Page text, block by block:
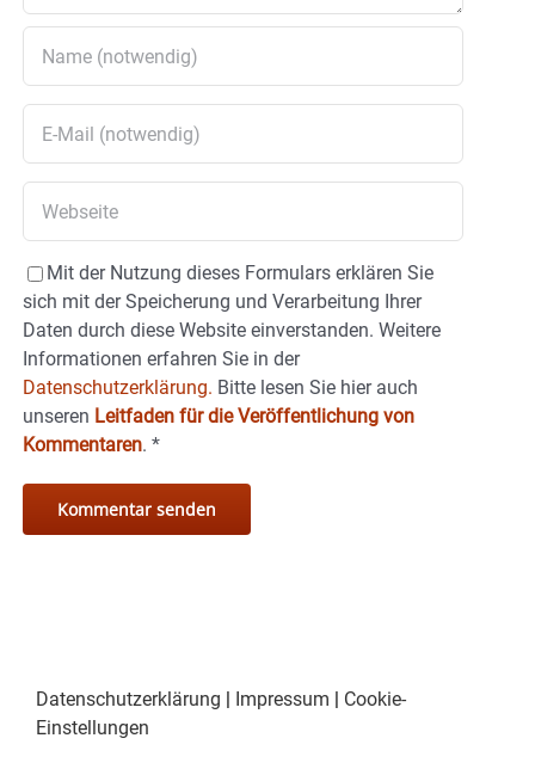
Mit der Nutzung dieses Formulars erklären Sie
sich mit der Speicherung und Verarbeitung Ihrer
Daten durch diese Website einverstanden. Weitere
Informationen erfahren Sie in der
Datenschutzerklärung. Bitte lesen Sie hier auch
unseren Leitfaden für die Veröffentlichung von
Kommentaren. *
Datenschutzerklärung Impressum
Cookie-
Einstellungen